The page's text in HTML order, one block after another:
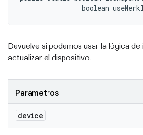
boolean
Devuelve si podemos usar la lógica
actualizar el dispositivo.
Parámetros
device